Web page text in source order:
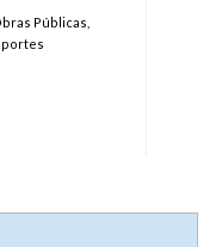
Públicas,